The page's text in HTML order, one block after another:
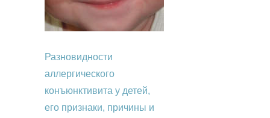
Разновидности
аллергического
конъюнктивита у детей,
его признаки, причины и